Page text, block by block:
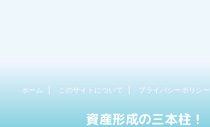
ホーム このサイトについて プライバシーポリシー
資産形成の三本柱！